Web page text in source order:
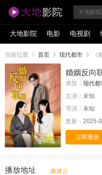
大地影院 电影 电视剧
当前位置 首页 现代都市 《
全60集
婚姻反向
类型： 现代都
主演： 未知
导演： 未知
更新： 2025-
立即播放
播放地址 极速云